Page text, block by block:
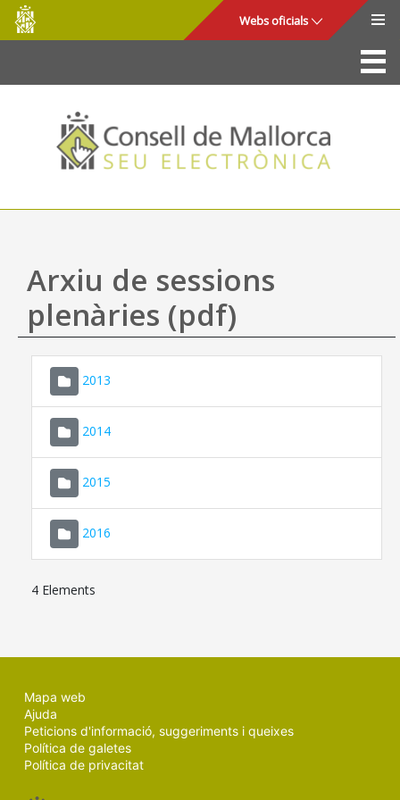
Salta al contingut principal
Consell
de
Mallorca
Webs oficials
La Seu
Consell de Mallorca
Accés i seguretat
Utilitats
Ajuda
Arxiu de sessions
plenàries (pdf)
2013
2014
2015
2016
4 Elements
Mapa web
Ajuda
Peticions d'informació, suggeriments i queixes
Política de galetes
Política de privacitat